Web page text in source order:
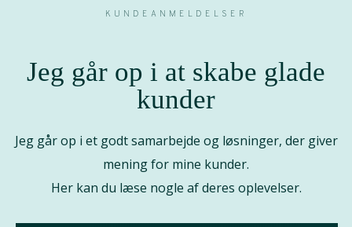
KUNDEANMELDELSER
Jeg går op i at skabe glade
kunder
Jeg går op i et godt samarbejde og løsninger, der giver
mening for mine kunder.
Her kan du læse nogle af deres oplevelser.